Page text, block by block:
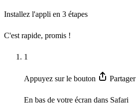
Installez l'appli en 3 étapes
C'est rapide, promis !
1
Appuyez sur le bouton Partager
En bas de votre écran dans Safari